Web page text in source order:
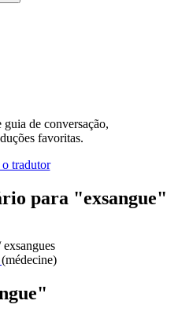
de conversação,
favoritas.
para "exsangue"
exsangues
(médecine)